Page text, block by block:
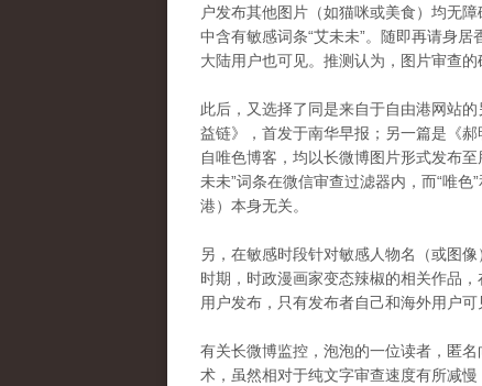
户发布其他图片（如猫咪或美食）均无
中含有敏感词条“艾未未”。随即再请身
大陆用户也可见。推测认为，图片审查
此后，又选择了同是来自于自由港网站
益链》，首发于南华早报；另一篇是《郝
自唯色博客，均以长微博图片形式发布
未未”词条在微信审查过滤器内，而“唯
港）本身无关。
另，在敏感时段针对敏感人物名（或图
时期，时政漫画家变态辣椒的相关作品
用户发布，只有发布者自己和海外用户可
有关长微博监控，泡泡的一位读者，匿
术，虽然相对于纯文字审查速度有所减